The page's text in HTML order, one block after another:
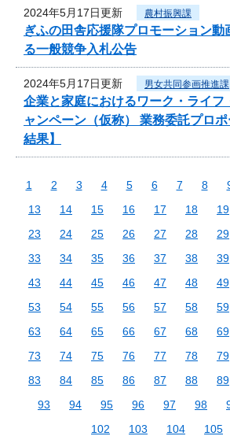
2024年5月17日更新 農村振興課
ぎふの田舎応援隊プロモーション動
る一般競争入札公告
2024年5月17日更新 男女共同参画推進課
企業と家庭におけるワーク・ライフ
ャンペーン（仮称） 業務委託プロ
結果】
1 2 3 4 5 6 7 8
13
14 15 16 17 18 19
23
24 25 26 27 28 29
33
34 35 36 37 38 39
43
44 45 46 47 48 49
53
54 55 56 57 58 59
63
64 65 66 67 68 69
73
74 75 76 77 78 79
83
84 85 86 87 88 89
93
94 95 96 97 98
102
103 104 105